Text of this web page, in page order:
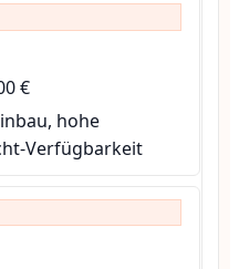
€
hohe
Verfügbarkeit